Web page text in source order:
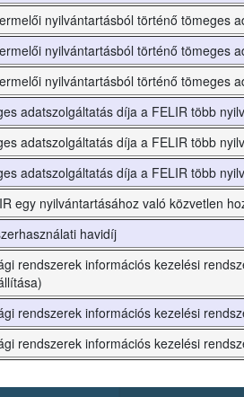
nyilvántartásból történő tömeges
nyilvántartásból történő tömeges
nyilvántartásból történő tömeges
adatszolgáltatás díja a FELIR több
adatszolgáltatás díja a FELIR több
adatszolgáltatás díja a FELIR több
egy nyilvántartásához való közvetlen
havidíj
rendszerek információs kezelési
rendszerek információs kezelési
rendszerek információs kezelési